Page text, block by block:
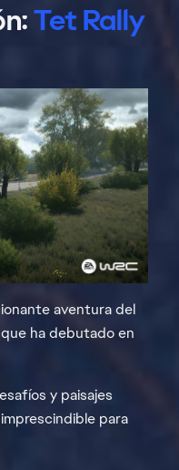
Tet Rally
aventura del
ha debutado en
y paisajes
para